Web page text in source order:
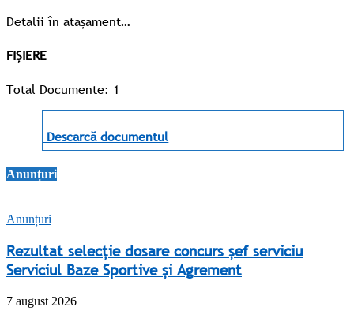
Detalii în atașament…
FIȘIERE
Total Documente: 1
Descarcă documentul
Anunțuri
Anunțuri
Rezultat selecție dosare concurs șef serviciu
Serviciul Baze Sportive și Agrement
7 august 2026